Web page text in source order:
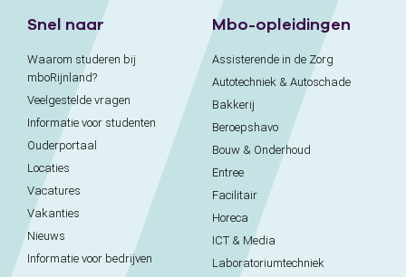
Snel naar
Waarom studeren bij
mboRijnland?
Veelgestelde vragen
Informatie voor studenten
Ouderportaal
Locaties
Vacatures
Vakanties
Nieuws
Informatie voor bedrijven
Mbo-opleidingen
Assisterende in de Zorg
Autotechniek & Autoschade
Bakkerij
Beroepshavo
Bouw & Onderhoud
Entree
Facilitair
Horeca
ICT & Media
Laboratoriumtechniek